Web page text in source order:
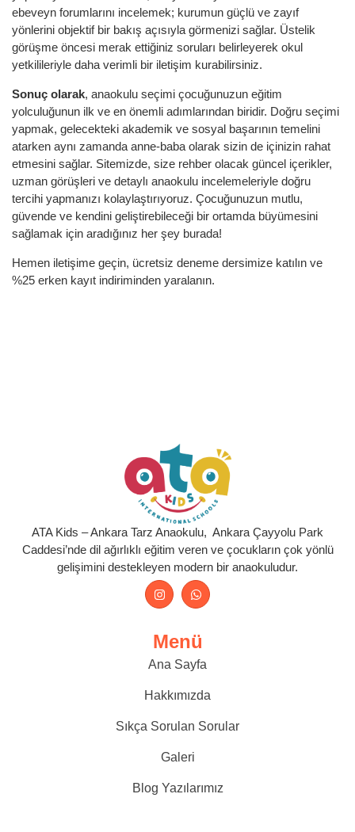
ebeveyn forumlarını incelemek; kurumun güçlü ve zayıf
yönlerini objektif bir bakış açısıyla görmenizi sağlar. Üstelik
görüşme öncesi merak ettiğiniz soruları belirleyerek okul
yetkilileriyle daha verimli bir iletişim kurabilirsiniz.
Sonuç olarak, anaokulu seçimi çocuğunuzun eğitim
yolculuğunun ilk ve en önemli adımlarından biridir. Doğru seçimi
yapmak, gelecekteki akademik ve sosyal başarının temelini
atarken aynı zamanda anne-baba olarak sizin de içinizin rahat
etmesini sağlar. Sitemizde, size rehber olacak güncel içerikler,
uzman görüşleri ve detaylı anaokulu incelemeleriyle doğru
tercihi yapmanızı kolaylaştırıyoruz. Çocuğunuzun mutlu,
güvende ve kendini geliştirebileceği bir ortamda büyümesini
sağlamak için aradığınız her şey burada!
Hemen iletişime geçin, ücretsiz deneme dersimize katılın ve
%25 erken kayıt indiriminden yaralanın.
ATA Kids – Ankara Tarz Anaokulu, Ankara Çayyolu Park
Caddesi’nde dil ağırlıklı eğitim veren ve çocukların çok yönlü
gelişimini destekleyen modern bir anaokuludur.
Menü
Ana Sayfa
Hakkımızda
Sıkça Sorulan Sorular
Galeri
Blog Yazılarımız